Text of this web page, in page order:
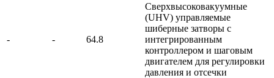
- - 64.8
Сверхвысоковакуумные
(UHV) управляемые
шиберные затворы с
интегрированным
контроллером и шаговым
двигателем для регулировки
давления и отсечки